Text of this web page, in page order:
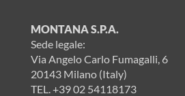
MONTANA S.P.A.
Sede legale:
Via Angelo Carlo Fumagalli, 6
20143 Milano (Italy)
TEL.+39 02 54118173